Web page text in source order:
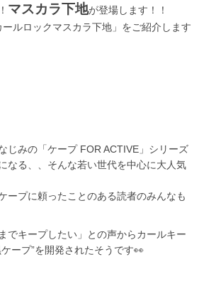
マスカラ下地が登場します！！
ールロックマスカラ下地」をご紹介します
じみの「ケープ FOR ACTIVE」シリーズ
なる、、そんな若い世代を中心に大人気
ープに頼ったことのある読者のみんなも
でキープしたい」との声からカールキー
ープ”を開発されたそうです👀